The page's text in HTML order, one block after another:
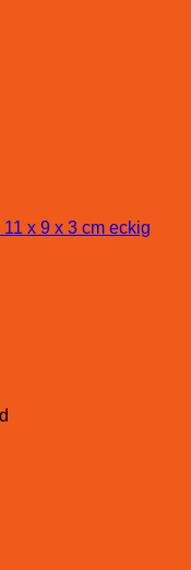
x 9 x 3 cm eckig